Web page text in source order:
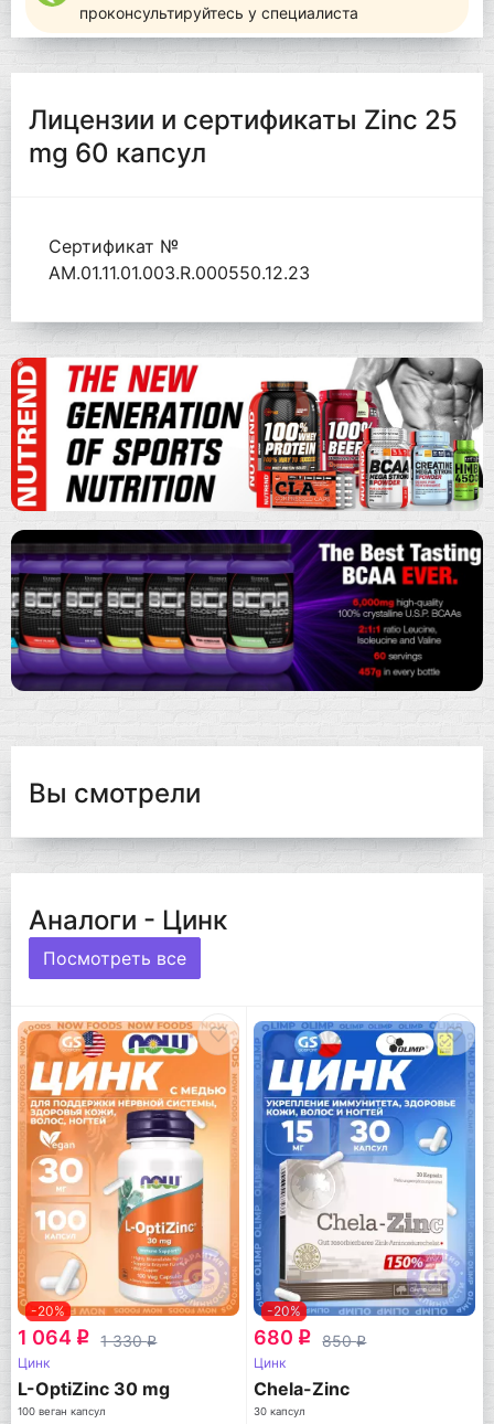
проконсультируйтесь у специалиста
Лицензии и сертификаты Zinc 25
mg 60 капсул
Сертификат №
AM.01.11.01.003.R.000550.12.23
Вы смотрели
Аналоги - Цинк
Посмотреть все
-20%
1 064 q 1 330q
Цинк
L-OptiZinc 30 mg
100 веган капсул
-20%
680 q 850q
Цинк
Chela-Zinc
30 капсул